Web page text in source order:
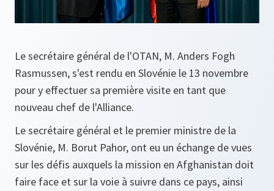
Le secrétaire général de l'OTAN, M. Anders Fogh
Rasmussen, s'est rendu en Slovénie le 13 novembre
pour y effectuer sa première visite en tant que
nouveau chef de l'Alliance.
Le secrétaire général et le premier ministre de la
Slovénie, M. Borut Pahor, ont eu un échange de vues
sur les défis auxquels la mission en Afghanistan doit
faire face et sur la voie à suivre dans ce pays, ainsi